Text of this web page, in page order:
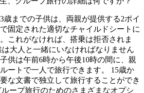
歳までの子供は、両親が提供する2ポイ
固定された適切なチャイルドシートに
これがなければ、搭乗は拒否されま
大人と一緒にいなければなりません
供は午前6時から午後10時の間に、親
ートで一人で旅行できます。 15歳か
な文書で独立して旅行することができ
ループ旅行のためのさまざまなオプシ